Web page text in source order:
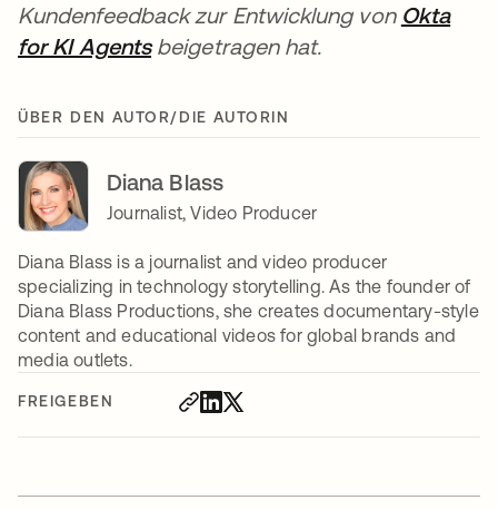
FREIGEBEN
Kundenfeedback zur Entwicklung von Okta
for KI Agentsbeigetragen hat.
ÜBER DEN AUTOR/DIE AUTORIN
Diana Blass
Journalist, Video Producer
Diana Blass is a journalist and video producer
specializing in technology storytelling. As the founder of
Diana Blass Productions, she creates documentary-style
content and educational videos for global brands and
media outlets.